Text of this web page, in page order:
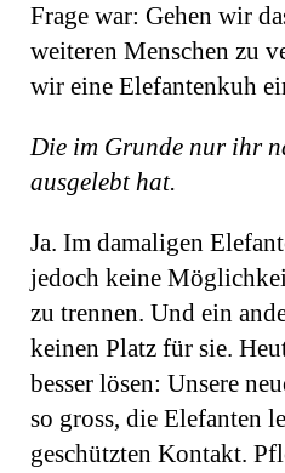
Frage war: Gehen wir
weiteren Menschen zu
wir eine Elefantenkuh
Die im Grunde nur ihr
ausgelebt hat.
Ja. Im damaligen
jedoch keine
zu trennen. Und ein
keinen Platz für sie.
besser lösen: Unsere
so gross, die Elefanten
geschützten Kontakt.